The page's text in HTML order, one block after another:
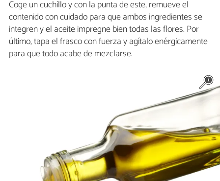
Coge un cuchillo y con la punta de este, remueve el
contenido con cuidado para que ambos ingredientes se
integren y el aceite impregne bien todas las flores. Por
último, tapa el frasco con fuerza y agítalo enérgicamente
para que todo acabe de mezclarse.